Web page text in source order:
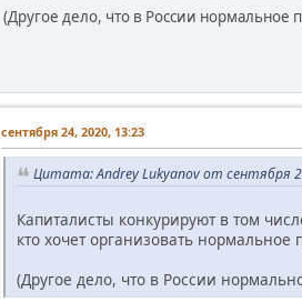
(Другое дело, что в России нормальное
сентября 24, 2020, 13:23
Цитата: Andrey Lukyanov от сентября
Капиталисты конкурируют в том
кто хочет организовать
(Другое дело, что в России